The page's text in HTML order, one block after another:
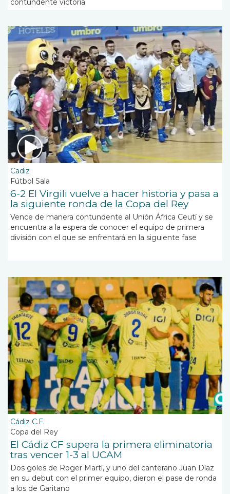
contundente victoria
Cadiz
Fútbol Sala
6-2 El Virgili vuelve a hacer historia y pasa a
la siguiente ronda de la Copa del Rey
Vence de manera contundente al Unión África Ceutí y se
encuentra a la espera de conocer el equipo de primera
división con el que se enfrentará en la siguiente fase
Cádiz C.F.
Copa del Rey
El Cádiz CF supera la primera eliminatoria
tras vencer 1-3 al UCAM
Dos goles de Roger Martí, y uno del canterano Juan Díaz
en su debut con el primer equipo, dieron el pase de ronda
a los de Garitano